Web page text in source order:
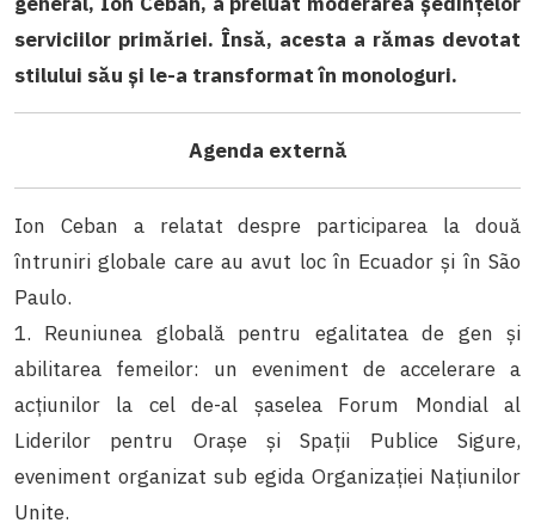
serviciilor primăriei. Însă, acesta a rămas devotat
stilului său și le-a transformat în monologuri.
Agenda externă
Ion Ceban a relatat despre participarea la două
întruniri globale care au avut loc în Ecuador și în São
Paulo.
1. Reuniunea globală pentru egalitatea de gen și
abilitarea femeilor: un eveniment de accelerare a
acțiunilor la cel de-al șaselea Forum Mondial al
Liderilor pentru Orașe și Spații Publice Sigure,
eveniment organizat sub egida Organizației Națiunilor
Unite.